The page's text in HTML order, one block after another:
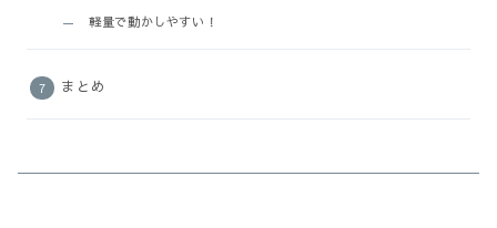
軽量で動かしやすい！
まとめ